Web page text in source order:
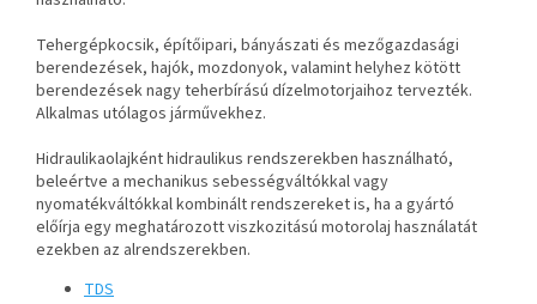
Tehergépkocsik, építőipari, bányászati és mezőgazdasági
berendezések, hajók, mozdonyok, valamint helyhez kötött
berendezések nagy teherbírású dízelmotorjaihoz tervezték.
Alkalmas utólagos járművekhez.
Hidraulikaolajként hidraulikus rendszerekben használható,
beleértve a mechanikus sebességváltókkal vagy
nyomatékváltókkal kombinált rendszereket is, ha a gyártó
előírja egy meghatározott viszkozitású motorolaj használatát
ezekben az alrendszerekben.
TDS